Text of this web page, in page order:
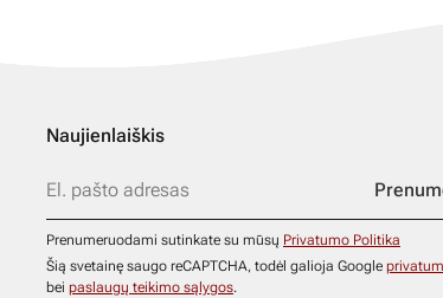
Naujienlaiškis
Prenumeruodami sutinkate su mūsų Privatumo Politika
Šią svetainę saugo reCAPTCHA, todėl galioja Google
bei paslaugų teikimo sąlygos.